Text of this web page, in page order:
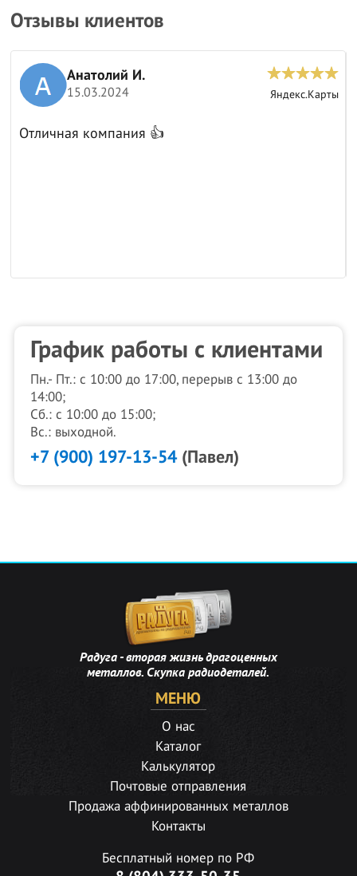
Отзывы клиентов
Анатолий И.
15.03.2024 Яндекс.Карты
Отличная компания 👍
График работы с клиентами
Пн.- Пт.: с 10:00 до 17:00, перерыв с 13:00 до
14:00;
Сб.: с 10:00 до 15:00;
Вс.: выходной.
+7 (900) 197-13-54(Павел)
Радуга - вторая жизнь драгоценных
металлов. Скупка радиодеталей.
МЕНЮ
О нас
Каталог
Калькулятор
Почтовые отправления
Продажа аффинированных металлов
Контакты
Бесплатный номер по РФ